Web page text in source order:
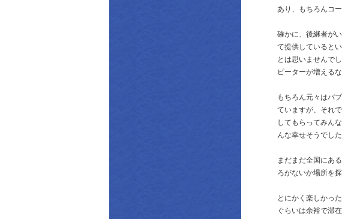
あり、もちろんコ
確かに、後継者が
て提供していると
とは思いませんで
ピーターが増える
もちろん元々はバ
ていますが、それ
してもらってみん
んな幸せそうでした
まだまだ全国にあ
ろがないか場所を
とにかく楽しかっ
ぐらいは余裕で滞在